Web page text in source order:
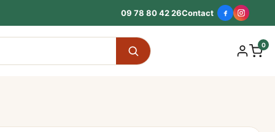
09 78 80 42 26Contact
0